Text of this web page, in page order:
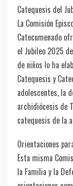
Catequesis del
La Comisión
Catecumenado
el Jubileo 2025
de niños lo ha
Catequesis y
adolescentes, la
archidiócesis de
catequesis de la
Orientaciones
Esta misma
la Familia y la